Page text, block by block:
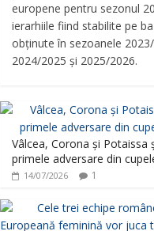
europene pentru sezonul
ierarhiile fiind stabilite pe
obținute în sezoanele
2024/2025 și 2025/2026.
Vâlcea, Corona și Potaissa
primele adversare din
14/07/2026 1